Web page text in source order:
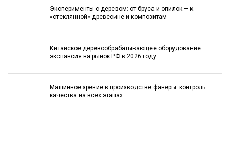
Эксперименты с деревом: от бруса и опилок — к
«стеклянной» древесине и композитам
Китайское деревообрабатывающее оборудование:
экспансия на рынок РФ в 2026 году
Машинное зрение в производстве фанеры: контроль
качества на всех этапах